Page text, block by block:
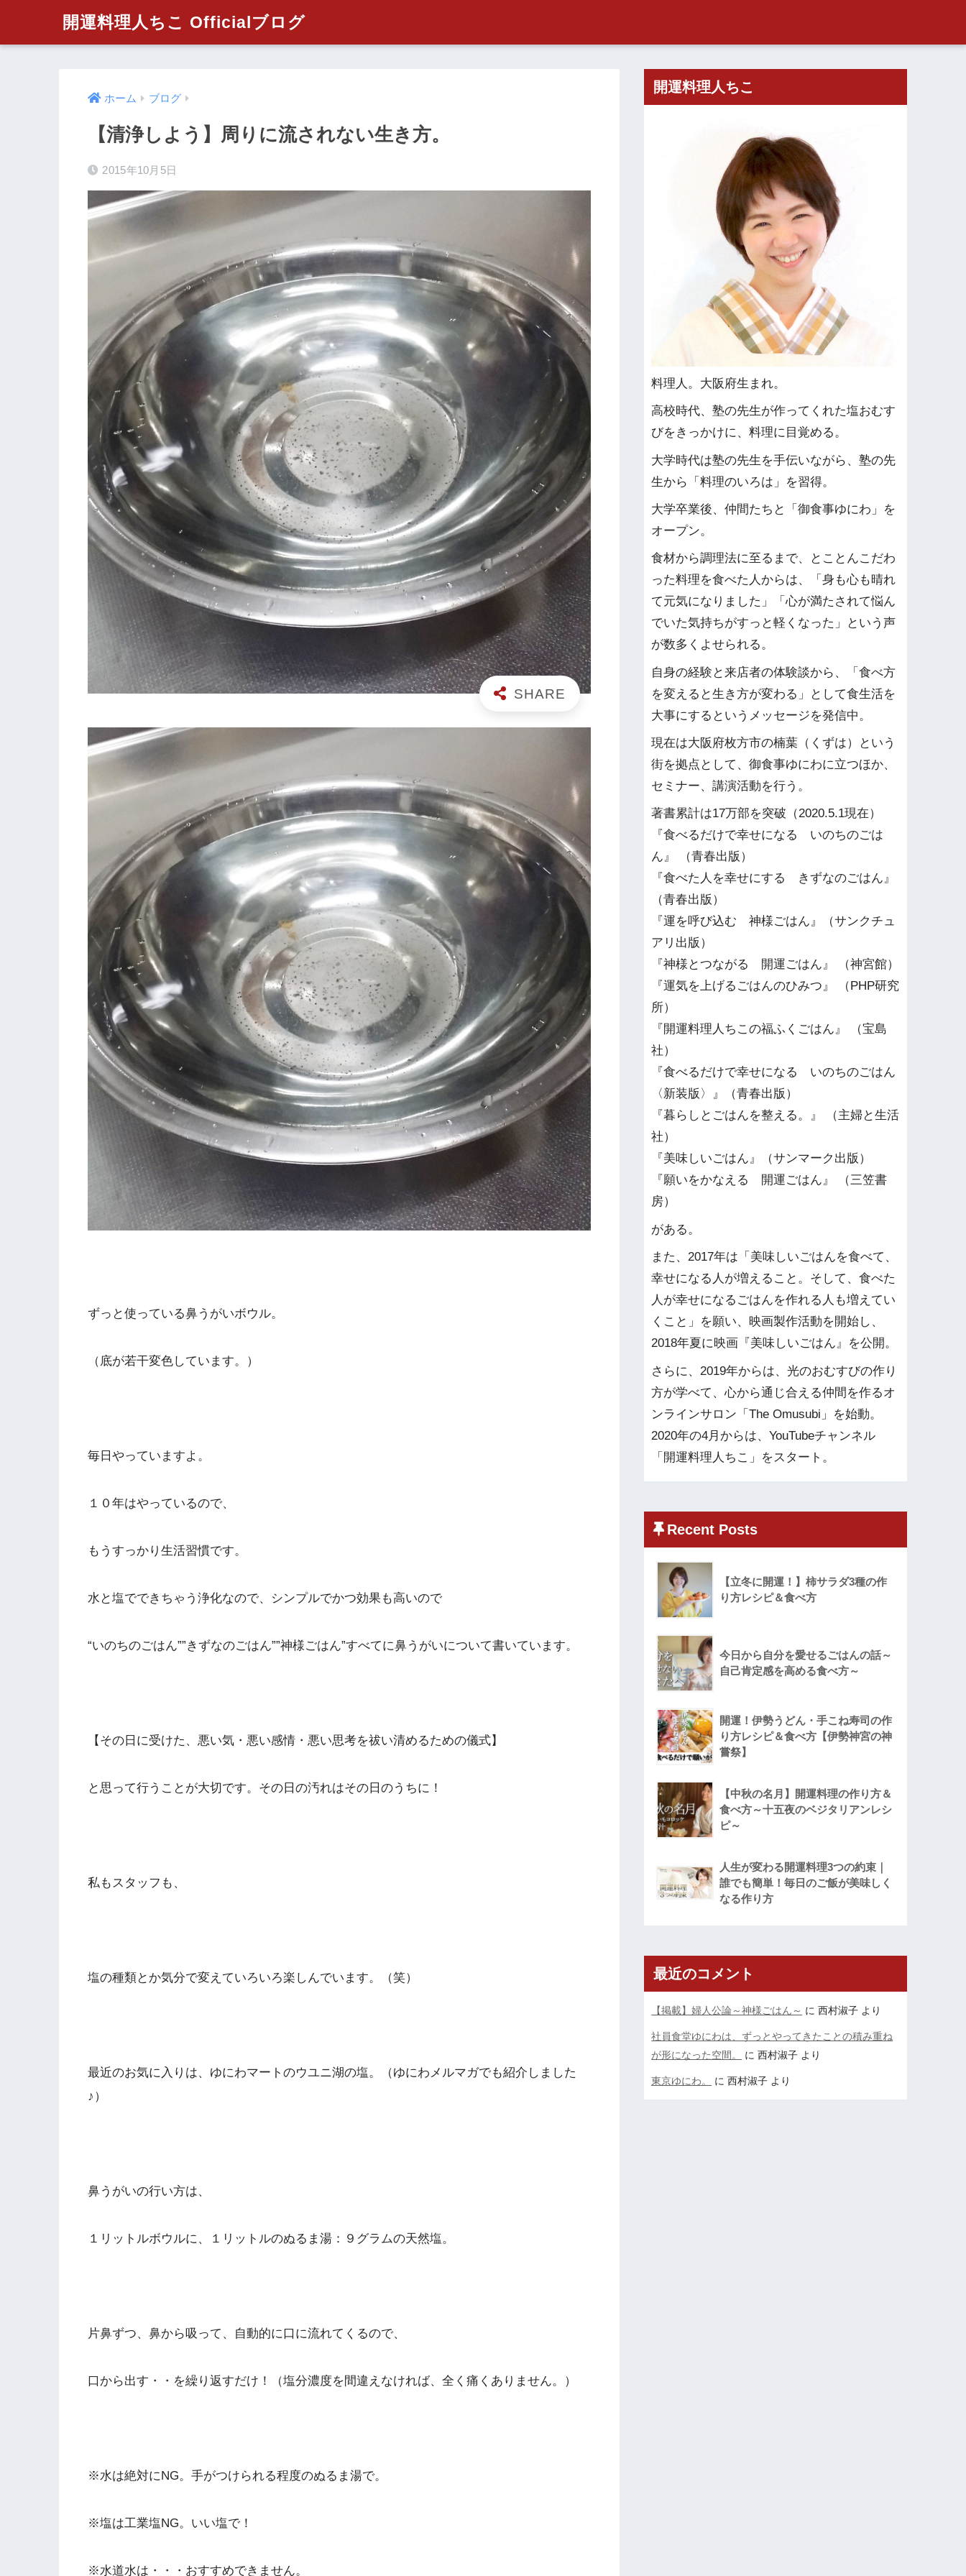
開運料理人ちこ Officialブログ
ホーム ブログ
【清浄しよう】周りに流されない生き方。
2015年10月5日
ずっと使っている鼻うがいボウル。
（底が若干変色しています。）
毎日やっていますよ。
１０年はやっているので、
もうすっかり生活習慣です。
水と塩でできちゃう浄化なので、シンプルでかつ効果も高いので
“いのちのごはん””きずなのごはん””神様ごはん”すべてに鼻うがいについて書いています。
【その日に受けた、悪い気・悪い感情・悪い思考を祓い清めるための儀式】
と思って行うことが大切です。その日の汚れはその日のうちに！
私もスタッフも、
塩の種類とか気分で変えていろいろ楽しんでいます。（笑）
最近のお気に入りは、ゆにわマートのウユニ湖の塩。（ゆにわメルマガでも紹介しました
♪）
鼻うがいの行い方は、
１リットルボウルに、１リットルのぬるま湯：９グラムの天然塩。
片鼻ずつ、鼻から吸って、自動的に口に流れてくるので、
口から出す・・を繰り返すだけ！（塩分濃度を間違えなければ、全く痛くありません。）
※水は絶対にNG。手がつけられる程度のぬるま湯で。
※塩は工業塩NG。いい塩で！
※水道水は・・・おすすめできません。
開運料理人ちこ
料理人。大阪府生まれ。
高校時代、塾の先生が作ってくれた塩おむす
びをきっかけに、料理に目覚める。
大学時代は塾の先生を手伝いながら、塾の先
生から「料理のいろは」を習得。
大学卒業後、仲間たちと「御食事ゆにわ」を
オープン。
食材から調理法に至るまで、とことんこだわ
った料理を食べた人からは、「身も心も晴れ
て元気になりました」「心が満たされて悩ん
でいた気持ちがすっと軽くなった」という声
が数多くよせられる。
自身の経験と来店者の体験談から、「食べ方
を変えると生き方が変わる」として食生活を
大事にするというメッセージを発信中。
現在は大阪府枚方市の楠葉（くずは）という
街を拠点として、御食事ゆにわに立つほか、
セミナー、講演活動を行う。
著書累計は17万部を突破（2020.5.1現在）
『食べるだけで幸せになる いのちのごは
ん』 （青春出版）
『食べた人を幸せにする きずなのごはん』
（青春出版）
『運を呼び込む 神様ごはん』（サンクチュ
アリ出版）
『神様とつながる 開運ごはん』 （神宮館）
『運気を上げるごはんのひみつ』 （PHP研究
所）
『開運料理人ちこの福ふくごはん』 （宝島
社）
『食べるだけで幸せになる いのちのごはん
〈新装版〉』（青春出版）
『暮らしとごはんを整える。』 （主婦と生活
社）
『美味しいごはん』（サンマーク出版）
『願いをかなえる 開運ごはん』 （三笠書
房）
がある。
また、2017年は「美味しいごはんを食べて、
幸せになる人が増えること。そして、食べた
人が幸せになるごはんを作れる人も増えてい
くこと」を願い、映画製作活動を開始し、
2018年夏に映画『美味しいごはん』を公開。
さらに、2019年からは、光のおむすびの作り
方が学べて、心から通じ合える仲間を作るオ
ンラインサロン「The Omusubi」を始動。
2020年の4月からは、YouTubeチャンネル
「開運料理人ちこ」をスタート。
Recent Posts
【立冬に開運！】柿サラダ3種の作
り方レシピ＆食べ方
今日から自分を愛せるごはんの話～
自己肯定感を高める食べ方～
開運！伊勢うどん・手こね寿司の作
り方レシピ＆食べ方【伊勢神宮の神
嘗祭】
【中秋の名月】開運料理の作り方＆
食べ方～十五夜のベジタリアンレシ
ピ～
人生が変わる開運料理3つの約束｜
誰でも簡単！毎日のご飯が美味しく
なる作り方
最近のコメント
【掲載】婦人公論～神様ごはん～ に西村淑子 より
社員食堂ゆにわは、ずっとやってきたことの積み重ね
が形になった空間。
に西村淑子 より
東京ゆにわ。 に西村淑子 より